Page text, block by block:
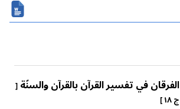
الفرقان في تفسير القرآن بالقرآن والسنّة[
ج ١٨ ]